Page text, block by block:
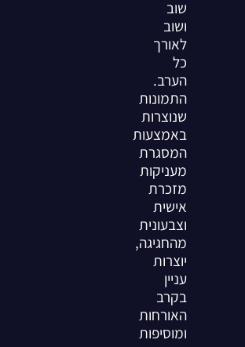
שוב
ושוב
לאורך
כל
הערב.
התמונות
שנוצרות
באמצעות
המסגרת
מעניקות
מזכרת
אישית
וצבעונית
מהחגיגה,
יוצרות
עניין
בקרב
האורחות
ומוסיפות